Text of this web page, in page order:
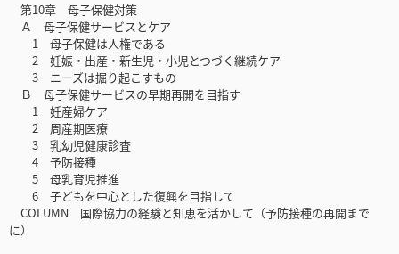
第10章 母子保健対策
Ａ 母子保健サービスとケア
1 母子保健は人権である
2 妊娠・出産・新生児・小児とつづく継続ケア
3 ニーズは掘り起こすもの
Ｂ 母子保健サービスの早期再開を目指す
1 妊産婦ケア
2 周産期医療
3 乳幼児健康診査
4 予防接種
5 母乳育児推進
6 子どもを中心とした復興を目指して
COLUMN 国際協力の経験と知恵を活かして（予防接種の再開まで
に）